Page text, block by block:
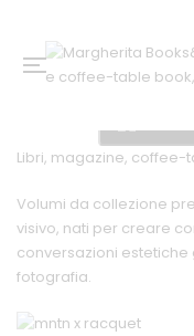
Libri, magazine, coffee-
Volumi da collezione
visivo, nati per creare
conversazioni
fotografia.